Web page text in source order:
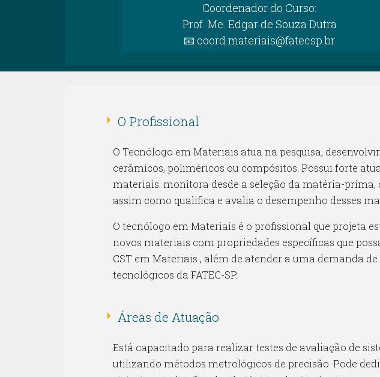
Coordenador do Curso:
Prof. Me. Edgar de Souza Dutra
📧 coord.materiais@fatecsp.br
O Profissional
O Tecnólogo em Materiais atua na pesquisa,
cerâmicos, poliméricos ou compósitos. Possui forte
materiais: monitora desde a seleção da matéria-
assim como qualifica e avalia o desempenho desses
O tecnólogo em Materiais é o profissional que projeta
novos materiais com propriedades específicas que
CST em Materiais , além de atender a uma demanda
tecnológicos da FATEC-SP.
Áreas de Atuação
Está capacitado para realizar testes de avaliação de
utilizando métodos metrológicos de precisão. Pode